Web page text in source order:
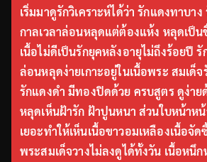
เริ่มมาดูรักวิเคราะห์ได้ว่า รักแดงทาบา
กาลเวลาล่อนหลุดแต่ต้องแห้ง หลุดเป็น
เนื้อไม่ดีเป็นรักยุคหลังอายุไม่ถึงร้อยปี
ล่อนหลุดง่ายเกาะอยู่ในเนื้อพระ สมเด็
รักแดงดำ มีทองปิดด้วย ครบสูตร ดูง่า
หลุดเห็นฝ้ารัก ฝ้าปูนหนา ส่วนใบหน้าห
เยอะทำให้เห็นเนื้อขาวอมเหลืองเนื้อจัด
พระสมเด็จวางไม่ลงดูได้ทั้งวัน เนื้อหนึ